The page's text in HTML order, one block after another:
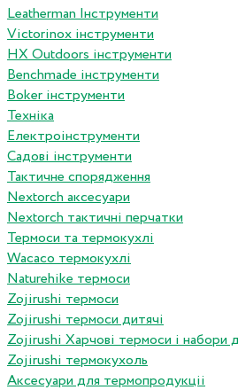
Leatherman Інструменти
Victorinox інструменти
HX Outdoors інструменти
Benchmade інструменти
Boker інструменти
Техніка
Електроінструменти
Садові інструменти
Тактичне спорядження
Nextorch аксесуари
Nextorch тактичні перчатки
Термоси та термокухлі
Wacaco термокухлі
Naturehike термоси
Zojirushi термоси
Zojirushi термоси дитячі
Zojirushi Харчові термоси і набори
Zojirushi термокухоль
Аксесуари для термопродукціі